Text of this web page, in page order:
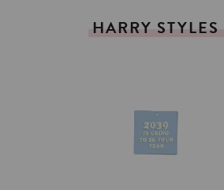
HARRY STYLES